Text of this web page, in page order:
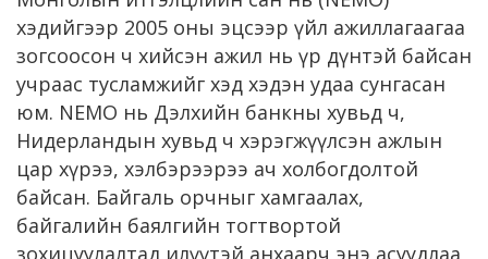
хэдийгээр 2005 оны эцсээр үйл ажиллагаагаа
зогсоосон ч хийсэн ажил нь үр дүнтэй байсан
учраас тусламжийг хэд хэдэн удаа сунгасан
юм. NEMO нь Дэлхийн банкны хувьд ч,
Нидерландын хувьд ч хэрэгжүүлсэн ажлын
цар хүрээ, хэлбэрээрээ ач холбогдолтой
байсан. Байгаль орчныг хамгаалах,
байгалийн баялгийн тогтвортой
зохицуулалтад илүүтэй анхаарч энэ асуудлаа